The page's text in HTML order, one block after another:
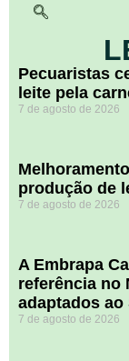
Pecuaristas
leite pela
7 de agosto de 2026
produção de
7 de agosto de 2026
A Embrapa
referência no
adaptados ao
7 de agosto de 2026